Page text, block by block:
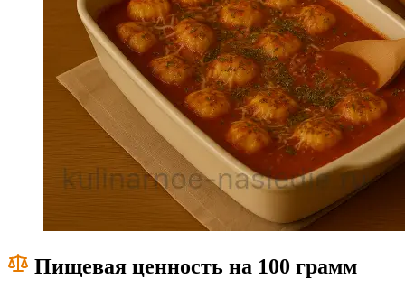
Пищевая ценность на 100 грамм